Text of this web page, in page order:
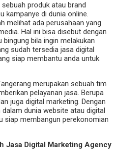
produk atau brand
kampanye di dunia online.
melihat ada perusahaan yang
Hal ini bisa disebut dengan
bila ingin melakukan
sudah tersedia jasa digital
siap membantu anda untuk
merupakan sebuah tim
pelayanan jasa. Berupa
juga digital marketing. Dengan
dunia website atau digital
siap membangun perekonomian
Jasa Digital Marketing Agency